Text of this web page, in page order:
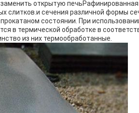
открытую
слитков.и сечения различной формы
состоянии. При
в термической обработке в
из них термообработанные.